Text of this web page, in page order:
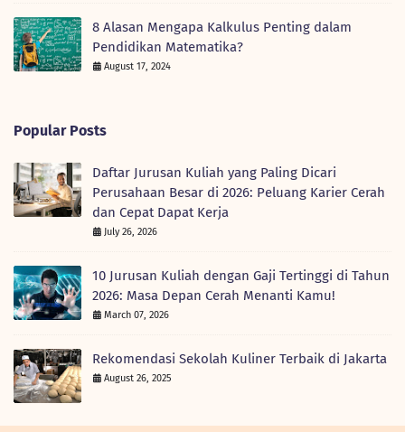
8 Alasan Mengapa Kalkulus Penting dalam
Pendidikan Matematika?
August 17, 2024
Popular Posts
Daftar Jurusan Kuliah yang Paling Dicari
Perusahaan Besar di 2026: Peluang Karier Cerah
dan Cepat Dapat Kerja
July 26, 2026
10 Jurusan Kuliah dengan Gaji Tertinggi di Tahun
2026: Masa Depan Cerah Menanti Kamu!
March 07, 2026
Rekomendasi Sekolah Kuliner Terbaik di Jakarta
August 26, 2025